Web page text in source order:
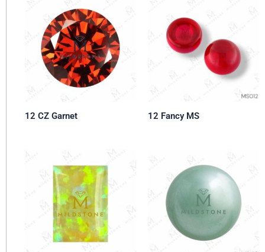
12 CZ Garnet 12 Fancy MS